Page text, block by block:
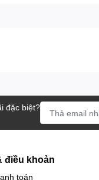
đặc biệt?
điều khoản
toán